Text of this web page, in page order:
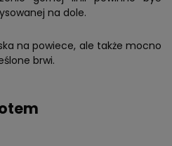
na dole.
na powiece, ale także mocno
brwi.